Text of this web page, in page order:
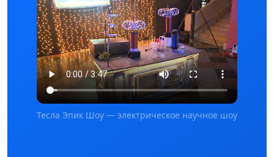
Тесла Эпик Шоу — электрическое научное шоу